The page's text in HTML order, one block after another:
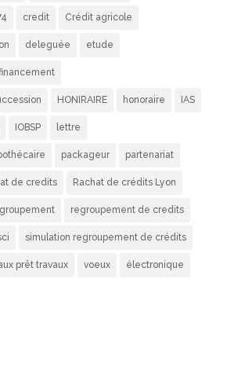
credit Crédit agricole
deleguée etude
HONIRAIRE honoraire IAS
IOBSP lettre
packageur partenariat
de credits Rachat de crédits Lyon
regroupement de credits
simulation regroupement de crédits
prêt travaux voeux électronique